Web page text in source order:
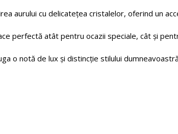
aurului cu delicatețea cristalelor, oferind un
perfectă atât pentru ocazii speciale, cât și
o notă de lux și distincție stilului